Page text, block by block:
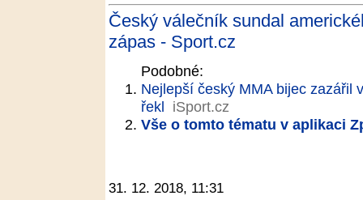
Český válečník sundal
zápas - Sport.cz
Podobné:
Nejlepší český MMA bijec zazářil
řekl iSport.cz
Vše o tomto tématu v aplikaci
31. 12. 2018, 11:31